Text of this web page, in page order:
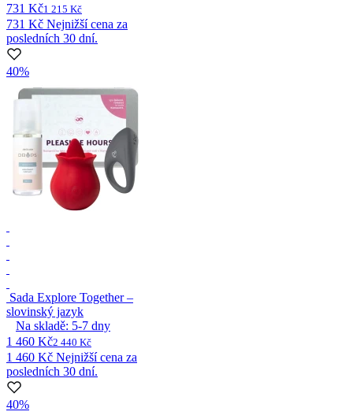
731 Kč1 215 Kč
731 Kč Nejnižší cena za
posledních 30 dní.
40%
Sada Explore Together –
slovinský jazyk
Na skladě: 5-7 dny
1 460 Kč2 440 Kč
1 460 Kč Nejnižší cena za
posledních 30 dní.
40%